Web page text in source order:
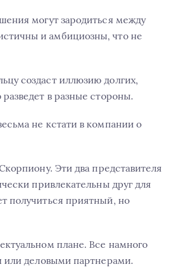
могут зародиться между
и амбициозны, что не
создаст иллюзию долгих,
в разные стороны.
не кстати в компании о
Эти два представителя
привлекательны друг для
получиться приятный, но
плане. Все намного
или деловыми партнерами.